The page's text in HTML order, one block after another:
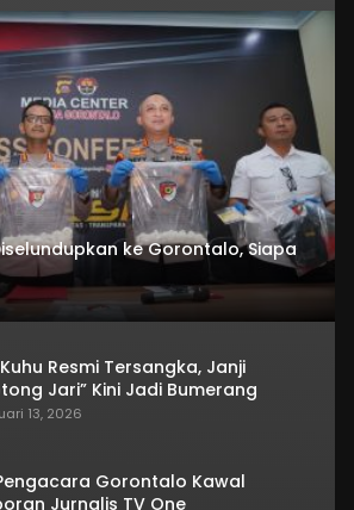
ke Gorontalo, Siapa
Resmi Tersangka, Janji
Jari” Kini Jadi Bumerang
13, 2026
Gorontalo Kawal
Jurnalis TV One